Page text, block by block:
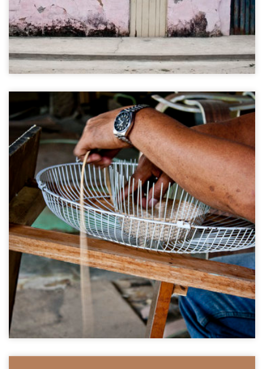
Afval verzamelaars
Cebu City